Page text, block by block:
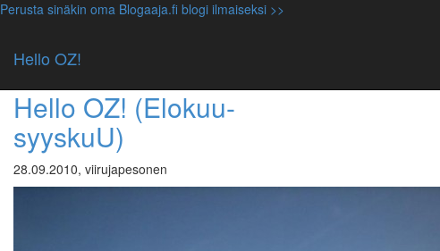
Perusta sinäkin oma Blogaaja.fi blogi ilmaiseksi >>
Hello OZ!
Luokittelematon
Hello OZ! (Elokuu-
syyskuU)
28.09.2010, viirujapesonen